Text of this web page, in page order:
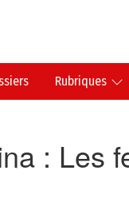
Rubriques
: Les